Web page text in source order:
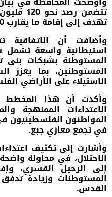
تتضمن
تهدف إلى إقامة ما يقارب 2,780 وحدة استيطانية جديدة.
وأضافت أن الاتفاقية
استيطانية واسعة
المستوطنة بشبكات بنى
المستوطنين، بما يعزز
الاستيلاء على الأراضي
وأكدت أن هذا المخطط
الاعتداءات الممنهجة
المواطنون الفلسطينيون
في تجمع معازي جبع.
وأشارت إلى تكثيف
الاحتلال، في محاولة
إلى الرحيل القسري،
المستوطنات وزيادة
القدس.